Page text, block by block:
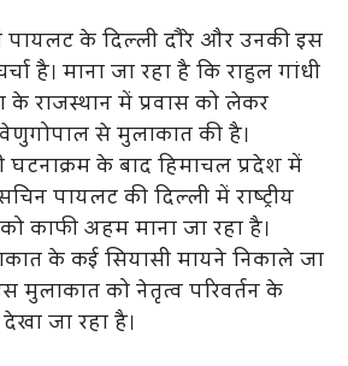
पायलट के दिल्ली दौरे और उनकी इस
है। माना जा रहा है कि राहुल गांधी
के राजस्थान में प्रवास को लेकर
से मुलाकात की है।
घटनाक्रम के बाद हिमाचल प्रदेश में
पायलट की दिल्ली में राष्ट्रीय
काफी अहम माना जा रहा है।
के कई सियासी मायने निकाले जा
मुलाकात को नेतृत्व परिवर्तन के
जा रहा है।